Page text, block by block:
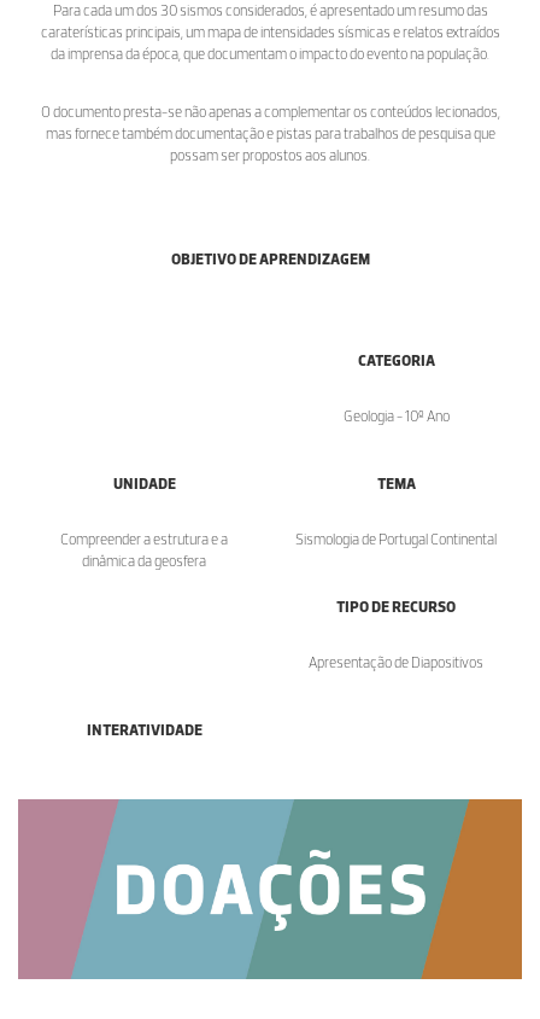
Para cada um dos 30 sismos considerados, é apresentado um resumo das
caraterísticas principais, um mapa de intensidades sísmicas e relatos extraídos
da imprensa da época, que documentam o impacto do evento na população.
O documento presta-se não apenas a complementar os conteúdos lecionados,
mas fornece também documentação e pistas para trabalhos de pesquisa que
possam ser propostos aos alunos.
OBJETIVO DE APRENDIZAGEM
CATEGORIA
Geologia - 10º Ano
UNIDADE
Compreender a estrutura e a
dinâmica da geosfera
TEMA
Sismologia de Portugal Continental
TIPO DE RECURSO
Apresentação de Diapositivos
INTERATIVIDADE